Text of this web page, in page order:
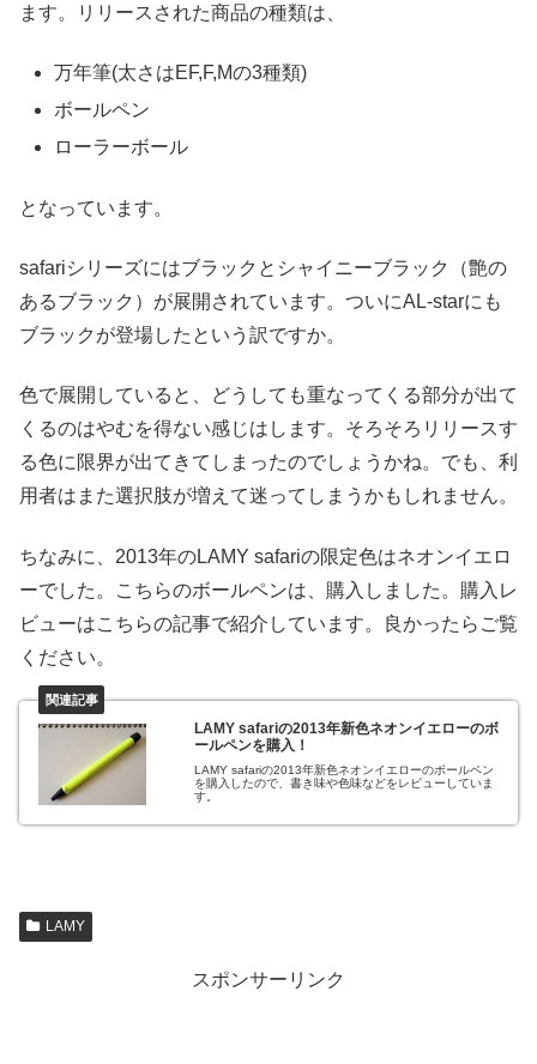
ます。リリースされた商品の種類は、
万年筆(太さはEF,F,Mの3種類)
ボールペン
ローラーボール
となっています。
safariシリーズにはブラックとシャイニーブラック（艶の
あるブラック）が展開されています。ついにAL-starにも
ブラックが登場したという訳ですか。
色で展開していると、どうしても重なってくる部分が出て
くるのはやむを得ない感じはします。そろそろリリースす
る色に限界が出てきてしまったのでしょうかね。でも、利
用者はまた選択肢が増えて迷ってしまうかもしれません。
ちなみに、2013年のLAMY safariの限定色はネオンイエロ
ーでした。こちらのボールペンは、購入しました。購入レ
ビューはこちらの記事で紹介しています。良かったらご覧
ください。
LAMY safariの2013年新色ネオンイエローのボ
ールペンを購入！
LAMY safariの2013年新色ネオンイエローのボールペン
を購入したので、書き味や色味などをレビューしていま
す。
LAMY
スポンサーリンク